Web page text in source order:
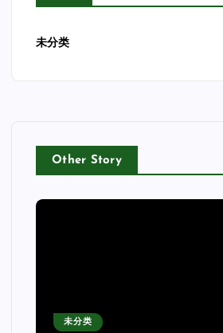
未分类
Other Story
未分类